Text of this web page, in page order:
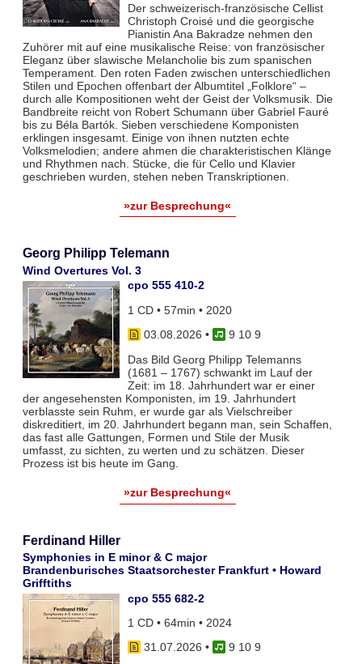
Der schweizerisch-französische Cellist
Christoph Croisé und die georgische
Pianistin Ana Bakradze nehmen den
Zuhörer mit auf eine musikalische Reise: von französischer
Eleganz über slawische Melancholie bis zum spanischen
Temperament. Den roten Faden zwischen unterschiedlichen
Stilen und Epochen offenbart der Albumtitel „Folklore“ –
durch alle Kompositionen weht der Geist der Volksmusik. Die
Bandbreite reicht von Robert Schumann über Gabriel Fauré
bis zu Béla Bartók. Sieben verschiedene Komponisten
erklingen insgesamt. Einige von ihnen nutzten echte
Volksmelodien; andere ahmen die charakteristischen Klänge
und Rhythmen nach. Stücke, die für Cello und Klavier
geschrieben wurden, stehen neben Transkriptionen.
»zur Besprechung«
Georg Philipp Telemann
Wind Overtures Vol. 3
cpo 555 410-2
1 CD • 57min • 2020
03.08.2026 •
9 10 9
Das Bild Georg Philipp Telemanns
(1681 – 1767) schwankt im Lauf der
Zeit: im 18. Jahrhundert war er einer
der angesehensten Komponisten, im 19. Jahrhundert
verblasste sein Ruhm, er wurde gar als Vielschreiber
diskreditiert, im 20. Jahrhundert begann man, sein Schaffen,
das fast alle Gattungen, Formen und Stile der Musik
umfasst, zu sichten, zu werten und zu schätzen. Dieser
Prozess ist bis heute im Gang.
»zur Besprechung«
Ferdinand Hiller
Symphonies in E minor & C major
Brandenburisches Staatsorchester Frankfurt • Howard
Grifftiths
cpo 555 682-2
1 CD • 64min • 2024
31.07.2026 •
9 10 9